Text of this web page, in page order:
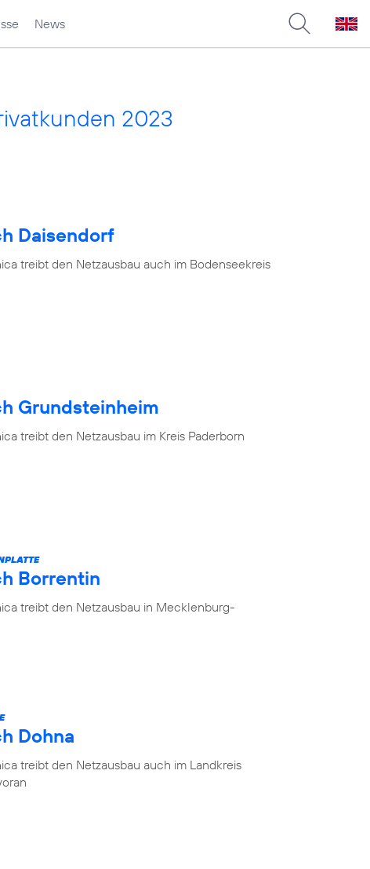
News
2023
Daisendorf
treibt den Netzausbau auch im Bodenseekreis
Grundsteinheim
treibt den Netzausbau im Kreis Paderborn
Borrentin
treibt den Netzausbau in Mecklenburg-
Dohna
treibt den Netzausbau auch im Landkreis